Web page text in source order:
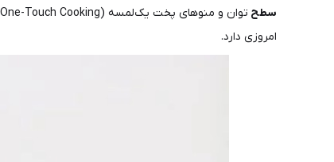
سطح
امروزی دارد.